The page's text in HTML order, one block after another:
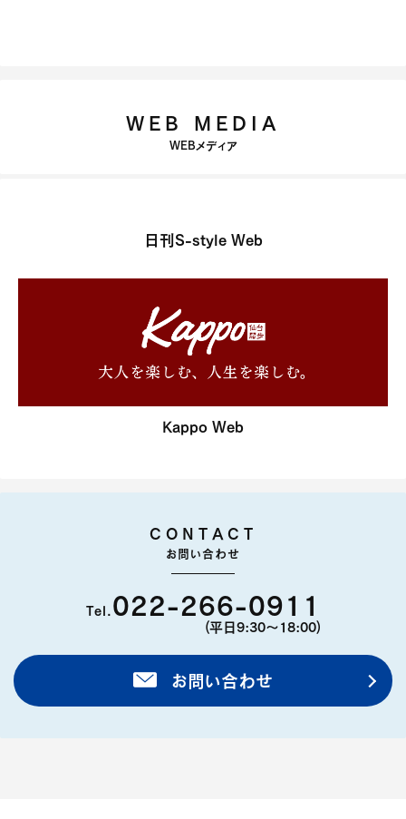
WEB MEDIA
WEBメディア
日刊S-style Web
Kappo Web
CONTACT
お問い合わせ
Tel.022-266-0911
(平日9:30〜18:00)
お問い合わせ